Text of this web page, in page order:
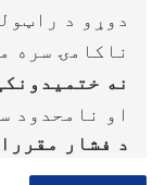
دوړو د
ناکامۍ سره
نه
او نامحدود
د فشار
فشار کمولو